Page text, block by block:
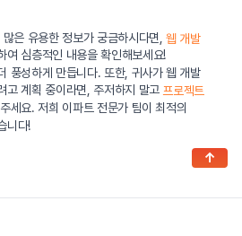
은 유용한 정보가 궁금하시다면,웹 개발
여 심층적인 내용을 확인해보세요!
풍성하게 만듭니다. 또한, 귀사가 웹 개발
고 계획 중이라면, 주저하지 말고 프로젝트
세요. 저희 이파트 전문가 팀이 최적의
니다!
↑